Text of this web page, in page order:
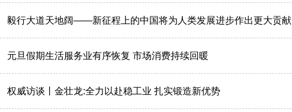
毅行大道天地阔——新征程上的中国将为人类发展进步作出更大贡献
元旦假期生活服务业有序恢复 市场消费持续回暖
权威访谈丨金壮龙:全力以赴稳工业 扎实锻造新优势